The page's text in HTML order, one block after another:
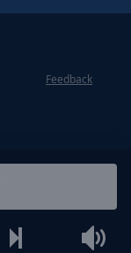
Feedback